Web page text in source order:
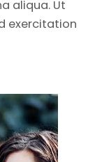
aliqua. Ut
exercitation